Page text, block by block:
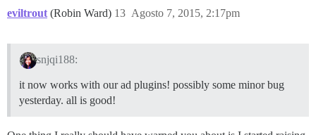
eviltrout (Robin Ward) Agosto 7, 2015, 2:17pm
13
snjqi188:
it now works with our ad plugins! possibly some minor bug
yesterday. all is good!